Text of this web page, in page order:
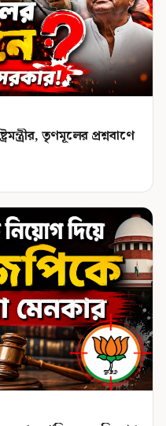
তৃণমূলের প্রশ্নবাণে